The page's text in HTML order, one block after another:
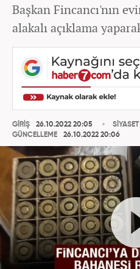
Başkan Fincancı'nın
alakalı açıklama
GİRİŞ
26.10.2022 20:05
GÜNCELLEME
26.10.2022 20:06
SİYASET